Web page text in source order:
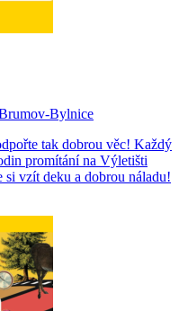
Bylnice
tak dobrou věc! Každý
promítání na Výletišti
si vzít deku a dobrou náladu!